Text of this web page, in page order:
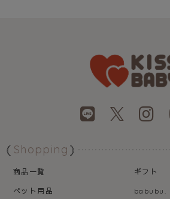
Shopping
商品一覧
ギフト
ペット用品
babubu.